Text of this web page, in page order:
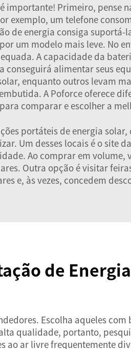
importante! Primeiro, pense
exemplo, um telefone
de energia consiga
um modelo mais leve. No
A capacidade da
conseguirá alimentar seus
enquanto outros levam
A Poforce oferece
comparar e escolher a
portáteis de energia
Um desses locais é o site
Ao comprar em
Outra opção é visitar
e, às vezes, concedem
de
Escolha aqueles
qualidade, portanto,
ao ar livre frequentemente